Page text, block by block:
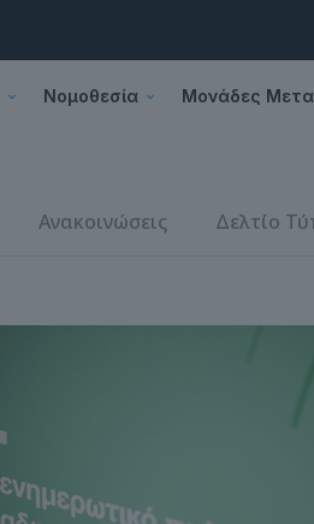
Νομοθεσία Μονάδες
Ανακοινώσεις Δελτίο